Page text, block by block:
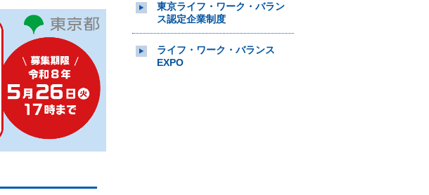
東京ライフ・ワーク・バラン
ス認定企業制度
ライフ・ワーク・バランス
EXPO